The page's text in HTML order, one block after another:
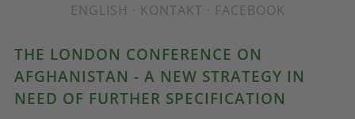
ENGLISH · KONTAKT · FACEBOOK
THE LONDON CONFERENCE ON
AFGHANISTAN - A NEW STRATEGY IN
NEED OF FURTHER SPECIFICATION